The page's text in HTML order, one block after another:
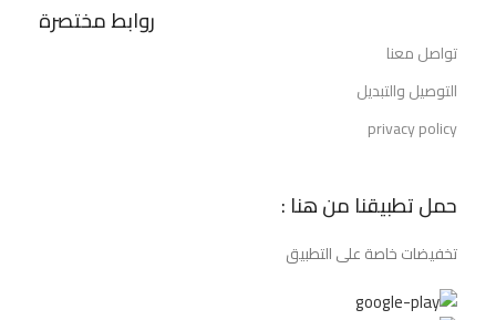
روابط مختصرة
تواصل معنا
التوصيل والتبديل
privacy policy
حمل تطبيقنا من هنا :
تخفيضات خاصة على التطبيق